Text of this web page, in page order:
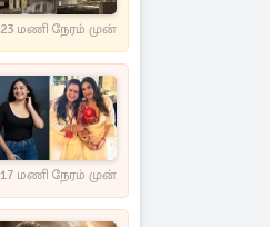
23 மணி நேரம் முன்
17 மணி நேரம் முன்